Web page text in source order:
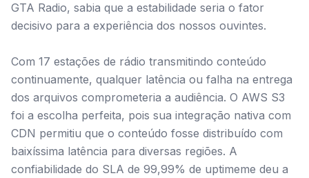
GTA Radio, sabia que a estabilidade seria o fator
decisivo para a experiência dos nossos ouvintes.
Com 17 estações de rádio transmitindo conteúdo
continuamente, qualquer latência ou falha na entrega
dos arquivos comprometeria a audiência. O AWS S3
foi a escolha perfeita, pois sua integração nativa com
CDN permitiu que o conteúdo fosse distribuído com
baixíssima latência para diversas regiões. A
confiabilidade do SLA de 99,99% de uptimeme deu a